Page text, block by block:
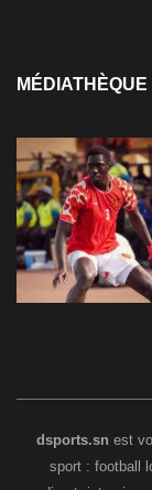
MÉDIATHÈQUE
dsports.sn est
sport : football